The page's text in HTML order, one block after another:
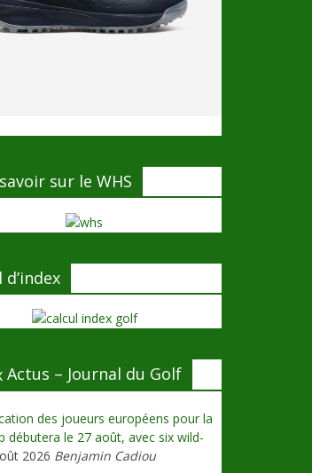
sur le WHS
d’index
Actus – Journal du Golf
des joueurs européens pour la
débutera le 27 août, avec six wild-
2026 Benjamin Cadiou